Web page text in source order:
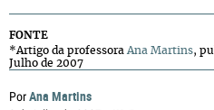
PorAna Martins
FONTE
*Artigo da professora Ana Martins,
Julho de 2007